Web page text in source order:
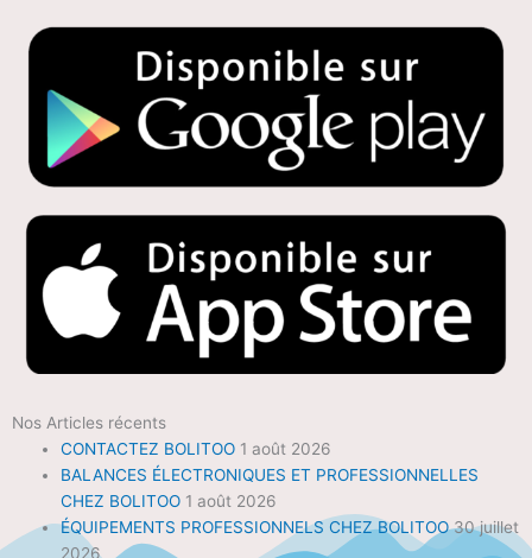
Nos Articles récents
CONTACTEZ BOLITOO 1 août 2026
BALANCES ÉLECTRONIQUES ET PROFESSIONNELLES
CHEZ BOLITOO 1 août 2026
ÉQUIPEMENTS PROFESSIONNELS CHEZ BOLITOO 30 juillet
2026